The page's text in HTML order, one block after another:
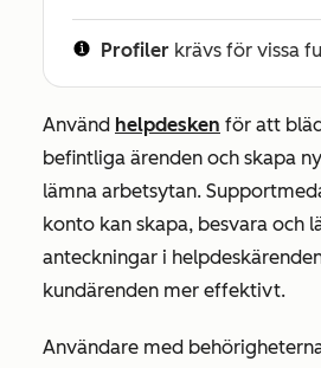
Profiler krävs för vissa
Använd helpdesken för att
befintliga ärenden och skapa
lämna arbetsytan.
konto kan skapa, besvara och
anteckningar i
kundärenden mer effektivt.
Användare med